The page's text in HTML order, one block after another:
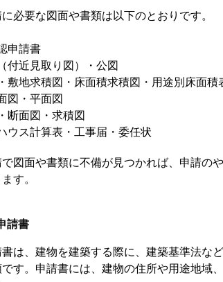
必要な図面や書類は以下のとおりです。
申請書
付近見取り図）・公図
敷地求積図・床面積求積図・用途別床面積
図・平面図
断面図・求積図
ウス計算表・工事届・委任状
図面や書類に不備が見つかれば、申請の
す。
請書
は、建物を建築する際に、建築基準法な
す。申請書には、建物の住所や用途地域